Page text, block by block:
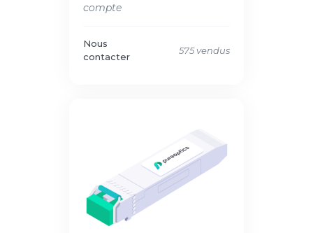
compte
Nous
contacter
575 vendus